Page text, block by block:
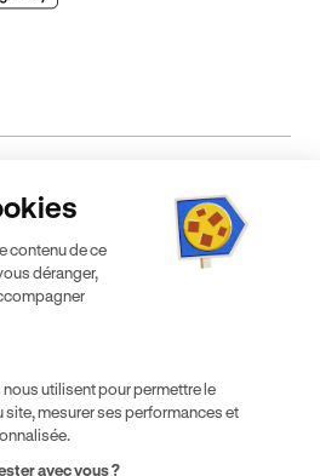
CGU Politique de confidentialité
nos offres
du type de formules que vous
nosConditions Générales de
contenu de ce
déranger,
utilisent pour permettre le
mesurer ses performances et
avec vous ?